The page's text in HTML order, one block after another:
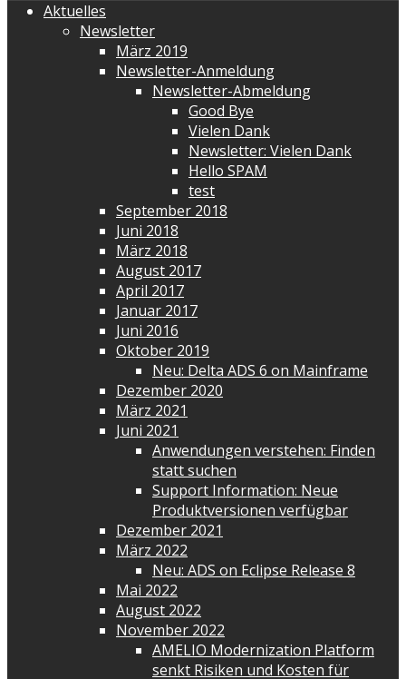
Aktuelles
Newsletter
März 2019
Newsletter-Anmeldung
Newsletter-Abmeldung
Good Bye
Vielen Dank
Newsletter: Vielen Dank
Hello SPAM
test
September 2018
Juni 2018
März 2018
August 2017
April 2017
Januar 2017
Juni 2016
Oktober 2019
Neu: Delta ADS 6 on Mainframe
Dezember 2020
März 2021
Juni 2021
Anwendungen verstehen: Finden
statt suchen
Support Information: Neue
Produktversionen verfügbar
Dezember 2021
März 2022
Neu: ADS on Eclipse Release 8
Mai 2022
August 2022
November 2022
AMELIO Modernization Platform
senkt Risiken und Kosten für